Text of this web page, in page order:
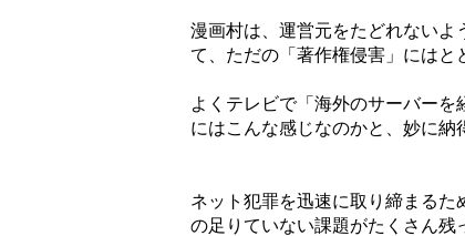
漫画村は、運営元をたどれない
て、ただの「著作権侵害」にはと
よくテレビで「海外のサーバー
にはこんな感じなのかと、妙に納
ネット犯罪を迅速に取り締まる
の足りていない課題がたくさん残